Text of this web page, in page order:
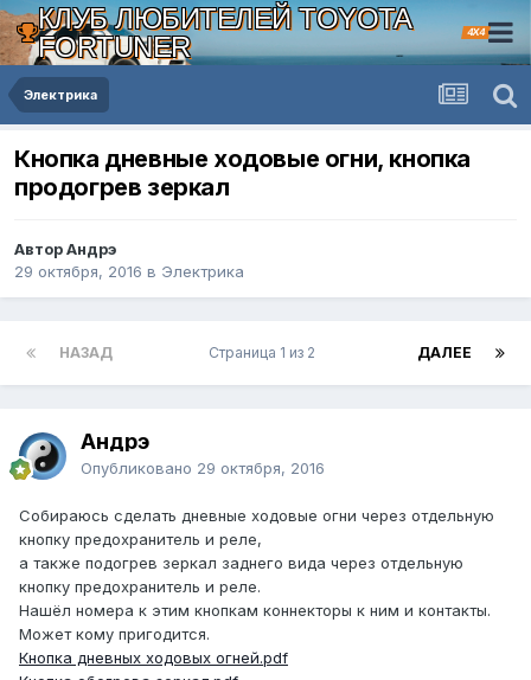
КЛУБ ЛЮБИТЕЛЕЙ TOYOTA
FORTUNER
4X4
Электрика
Кнопка дневные ходовые огни, кнопка
продогрев зеркал
Автор Андрэ
29 октября, 2016 в Электрика
НАЗАД ДАЛЕЕ
Страница 1 из 2
Андрэ
Опубликовано 29 октября, 2016
Собираюсь сделать дневные ходовые огни через отдельную
кнопку предохранитель и реле,
а также подогрев зеркал заднего вида через отдельную
кнопку предохранитель и реле.
Нашёл номера к этим кнопкам коннекторы к ним и контакты.
Может кому пригодится.
Кнопка дневных ходовых огней.pdf